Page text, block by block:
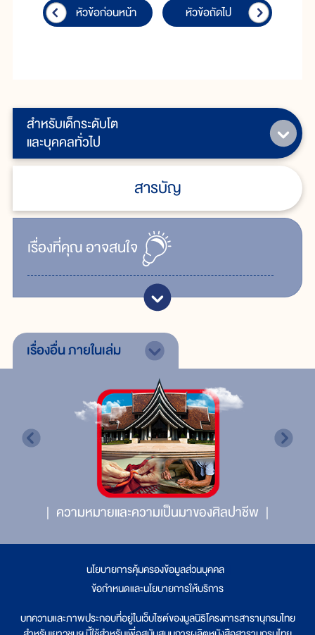
สำหรับเด็กระดับโต
และบุคคลทั่วไป
สารบัญ
เรื่ิองที่คุณอาจสนใจ
หัวข้อก่อนหน้า หัวข้อถัดไป
เรื่องอื่นภายในเล่ม
ความหมายและความเป็นมาของศิลปาชีพ
นโยบายการคุ้มครองข้อมูลส่วนบุคคล
ข้อกำหนดและนโยบายการให้บริการ
บทความและภาพประกอบที่อยู่ในเว็บไซต์ของมูลนิธิโครงการสารานุกรมไทย